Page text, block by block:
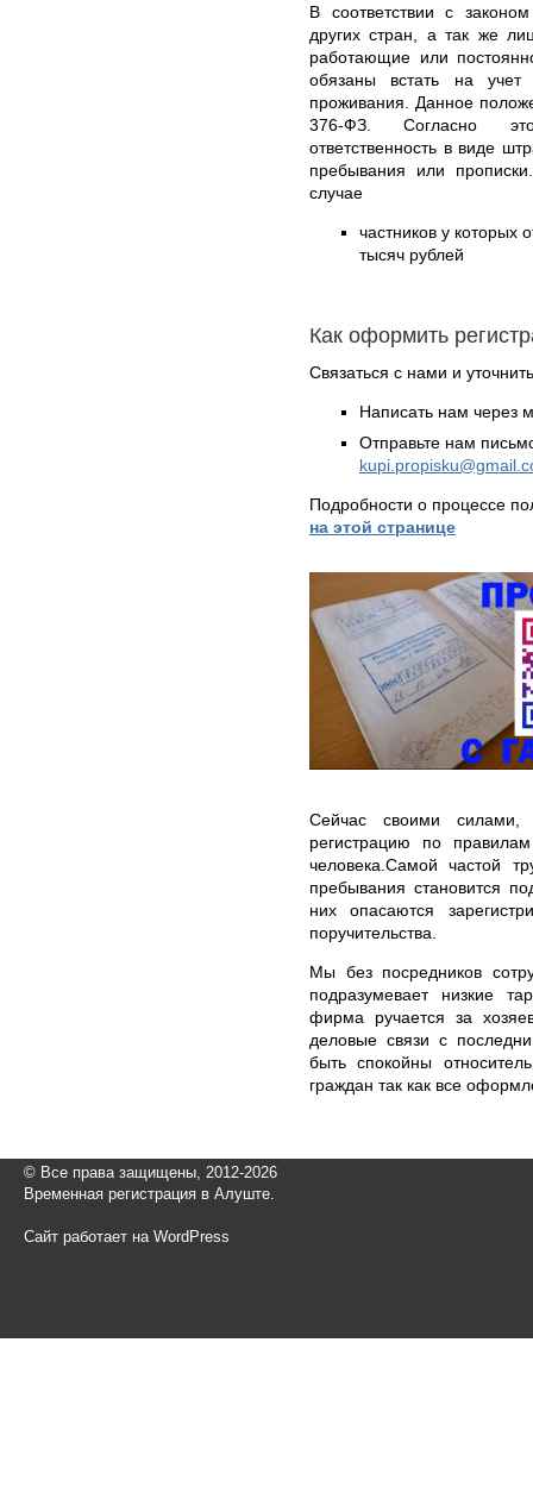
В соответствии с
других стран, а так же
работающие или
обязаны встать на
проживания. Данное
376-ФЗ. Согласно
ответственность в виде
пребывания или
случае
частников у которых
тысяч рублей
Как оформить
Связаться с нами и
Написать нам через
Отправьте нам
Подробности о процессе
на этой странице
Сейчас своими силами,
регистрацию по
человека.Самой частой
пребывания становится
них опасаются
поручительства.
Мы без посредников
подразумевает низкие
фирма ручается за
деловые связи с
быть спокойны
граждан так как все
© Все права защищены, 2012-2026
Временная регистрация в Алуште.
Сайт работает на WordPress